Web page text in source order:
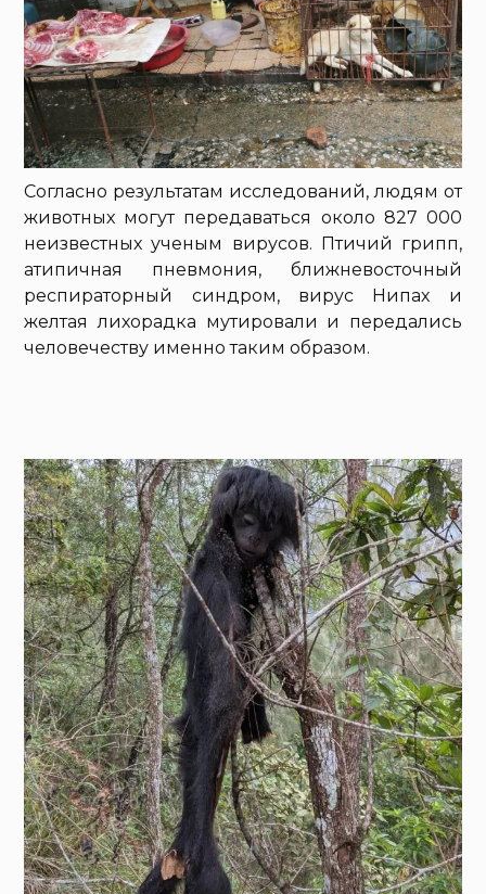
Согласно результатам исследований, людям от
животных могут передаваться около 827 000
неизвестных ученым вирусов. Птичий грипп,
атипичная пневмония, ближневосточный
респираторный синдром, вирус Нипах и
желтая лихорадка мутировали и передались
человечеству именно таким образом.